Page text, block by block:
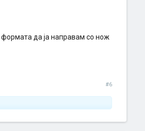
да ја направам со нож
#6